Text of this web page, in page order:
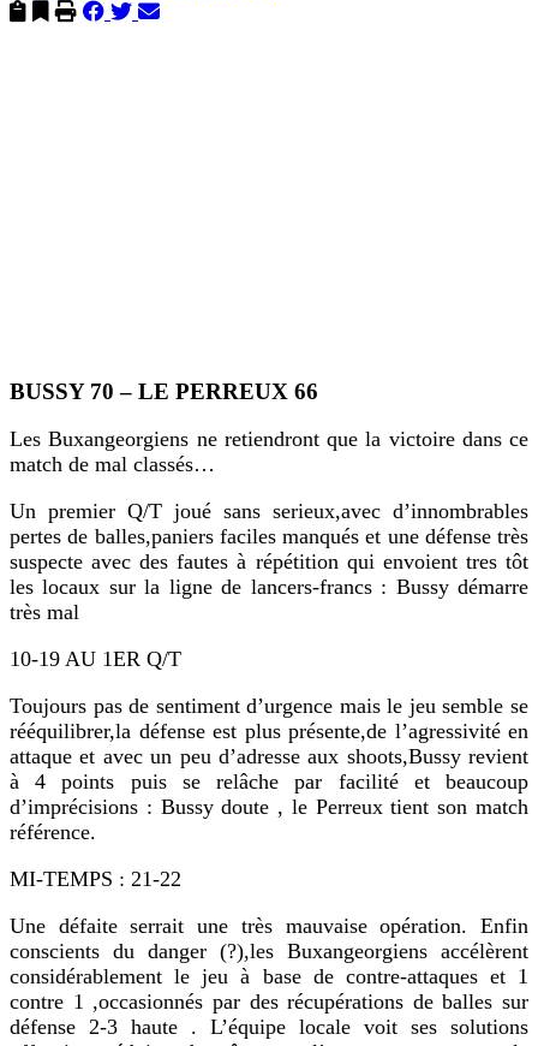
BUSSY 70 – LE PERREUX 66
Les Buxangeorgiens ne retiendront que la victoire dans ce
match de mal classés…
Un premier Q/T joué sans serieux,avec d’innombrables
pertes de balles,paniers faciles manqués et une défense très
suspecte avec des fautes à répétition qui envoient tres tôt
les locaux sur la ligne de lancers-francs : Bussy démarre
très mal
10-19 AU 1ER Q/T
Toujours pas de sentiment d’urgence mais le jeu semble se
rééquilibrer,la défense est plus présente,de l’agressivité en
attaque et avec un peu d’adresse aux shoots,Bussy revient
à 4 points puis se relâche par facilité et beaucoup
d’imprécisions : Bussy doute , le Perreux tient son match
référence.
MI-TEMPS : 21-22
Une défaite serrait une très mauvaise opération. Enfin
conscients du danger (?),les Buxangeorgiens accélèrent
considérablement le jeu à base de contre-attaques et 1
contre 1 ,occasionnés par des récupérations de balles sur
défense 2-3 haute . L’équipe locale voit ses solutions